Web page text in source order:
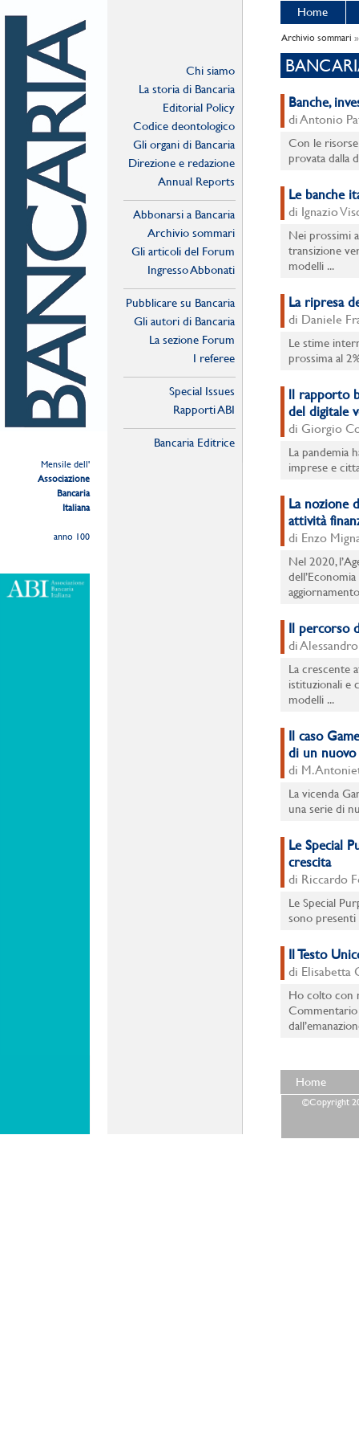
Mensile dell'
Associazione
Bancaria
Italiana
anno 100
Chi siamo
La storia di Bancaria
Editorial Policy
Codice deontologico
Gli organi di Bancaria
Direzione e redazione
Annual Reports
Abbonarsi a Bancaria
Archivio sommari
Gli articoli del Forum
Ingresso Abbonati
Pubblicare su Bancaria
Gli autori di Bancaria
La sezione Forum
I referee
Special Issues
Rapporti ABI
Bancaria Editrice
Home
Archivio sommari
Banche,
di Antonio
Con le
provata dalla
Le banche
di Ignazio
Nei prossimi
transizione
modelli ...
La ripresa
di Daniele
Le stime
prossima al
ll rapporto
del digitale
di Giorgio
La pandemia
imprese e
La nozione
attività
di Enzo
Nel 2020,
Il percorso
di
La crescente
istituzionali e
modelli ...
Il caso
di un
di M.
La vicenda
una serie di
Le Special
crescita
di Riccardo
Le Special
sono presenti
Il Testo
di Elisabetta
Ho colto con
Commentario
Home
©Copyright